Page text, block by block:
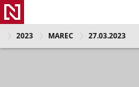
2023 MAREC 27.03.2023